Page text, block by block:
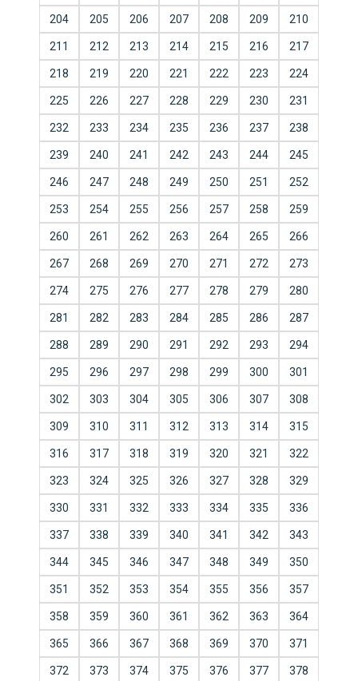
204 205 206 207 208 209 210
211 212 213 214 215 216 217
218 219 220 221 222 223 224
225 226 227 228 229 230 231
232 233 234 235 236 237 238
239 240 241 242 243 244 245
246 247 248 249 250 251 252
253 254 255 256 257 258 259
260 261 262 263 264 265 266
267 268 269 270 271 272 273
274 275 276 277 278 279 280
281 282 283 284 285 286 287
288 289 290 291 292 293 294
295 296 297 298 299 300 301
302 303 304 305 306 307 308
309 310 311 312 313 314 315
316 317 318 319 320 321 322
323 324 325 326 327 328 329
330 331 332 333 334 335 336
337 338 339 340 341 342 343
344 345 346 347 348 349 350
351 352 353 354 355 356 357
358 359 360 361 362 363 364
365 366 367 368 369 370 371
372 373 374 375 376 377 378